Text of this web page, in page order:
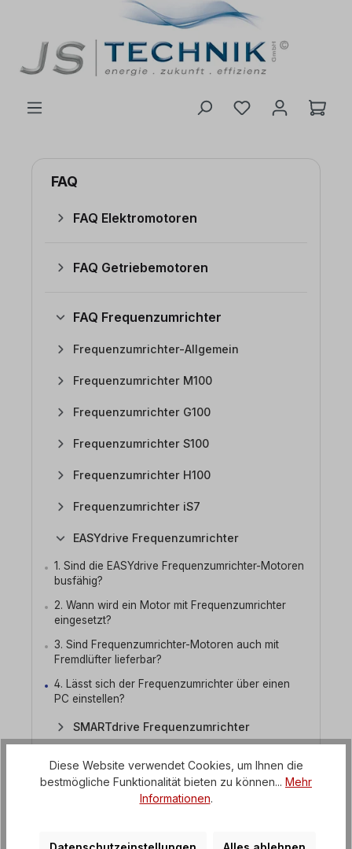
FAQ
FAQ Elektromotoren
FAQ Getriebemotoren
FAQ Frequenzumrichter
Frequenzumrichter-Allgemein
Frequenzumrichter M100
Frequenzumrichter G100
Frequenzumrichter S100
Frequenzumrichter H100
Frequenzumrichter iS7
EASYdrive Frequenzumrichter
1. Sind die EASYdrive Frequenzumrichter-Motoren
busfähig?
2. Wann wird ein Motor mit Frequenzumrichter
eingesetzt?
3. Sind Frequenzumrichter-Motoren auch mit
Fremdlüfter lieferbar?
4. Lässt sich der Frequenzumrichter über einen
PC einstellen?
SMARTdrive Frequenzumrichter
Sanftanlaufgeräte / Softstarter
Gleichstrom-Regelgerät
Diese Website verwendet Cookies, um Ihnen die
bestmögliche Funktionalität bieten zu können... Mehr
Informationen.